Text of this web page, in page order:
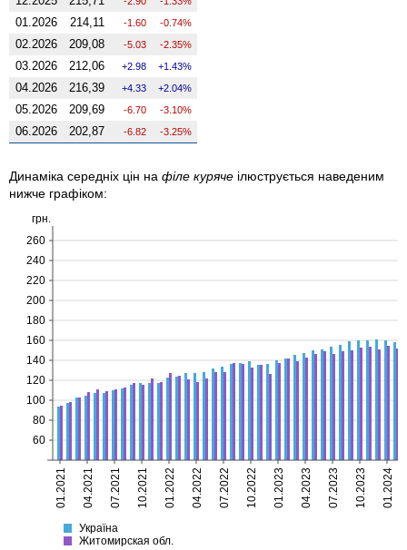
01.2026 214,11 -1.60 -0.74%
02.2026 209,08 -5.03 -2.35%
03.2026 212,06 2.98 1.43%
04.2026 216,39 4.33 2.04%
05.2026 209,69 -6.70 -3.10%
06.2026 202,87 -6.82 -3.25%
Динаміка середніх цін на філе куряче ілюструється наведеним
нижче графіком:
Україна
Житомирская
01.2021 04.2021 07.2021 10.2021 01.2022 04.2022 07.2022 10.2022 01.2023 04.2023 07.2023 10.2023 01.2024
60
80
100
120
140
160
180
200
220
240
260
грн.
Україна
Житомирская обл.